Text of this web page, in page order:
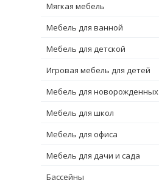
Мягкая мебель
Мебель для ванной
Мебель для детской
Игровая мебель для детей
Мебель для новорожденных
Мебель для школ
Мебель для офиса
Мебель для дачи и сада
Бассейны